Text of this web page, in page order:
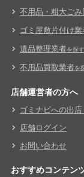
不用品・粗大ご
ゴミ屋敷片付け業
遺品整理業者を探す
不用品買取業者を
店舗運営者の方へ
ゴミナビへの出
店舗ログイン
お問い合わせ
おすすめコンテン